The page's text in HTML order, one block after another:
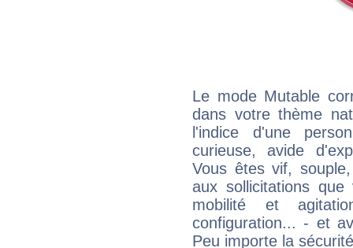
Le mode Mutable
dans votre thème
l'indice d'une
curieuse, avide
Vous êtes vif,
aux sollicitations
mobilité et
configuration... - et
Peu importe la